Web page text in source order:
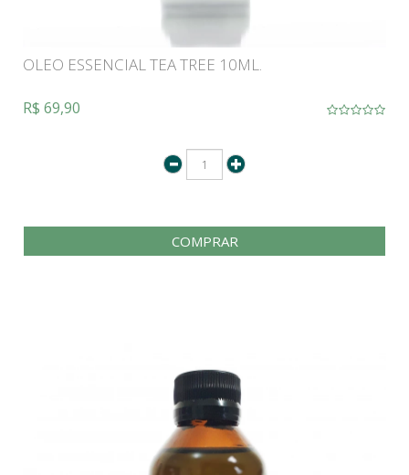
OLEO ESSENCIAL TEA TREE 10ML.
R$ 69,90
COMPRAR